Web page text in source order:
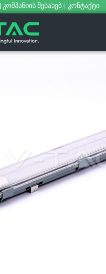
| კომპანიის შესახებ | კონტაქტი